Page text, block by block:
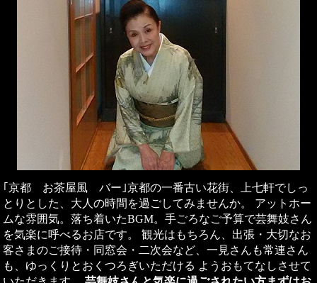
｢京都 お茶屋風 バー｣京都の一番古い花街、上七軒でしっ
とりとした、大人の時間を過ごしてみませんか。 アットホー
ムな雰囲気。落ち着いたBGM。手ごろなご予算で芸舞妓さん
を気楽に呼べるお店です。 観光はもちろん、出張・大切なお
客さまのご接待・同窓会・二次会など、一見さんも常連さん
も、ゆっくりとおくつろぎいただける ようおもてなしさせて